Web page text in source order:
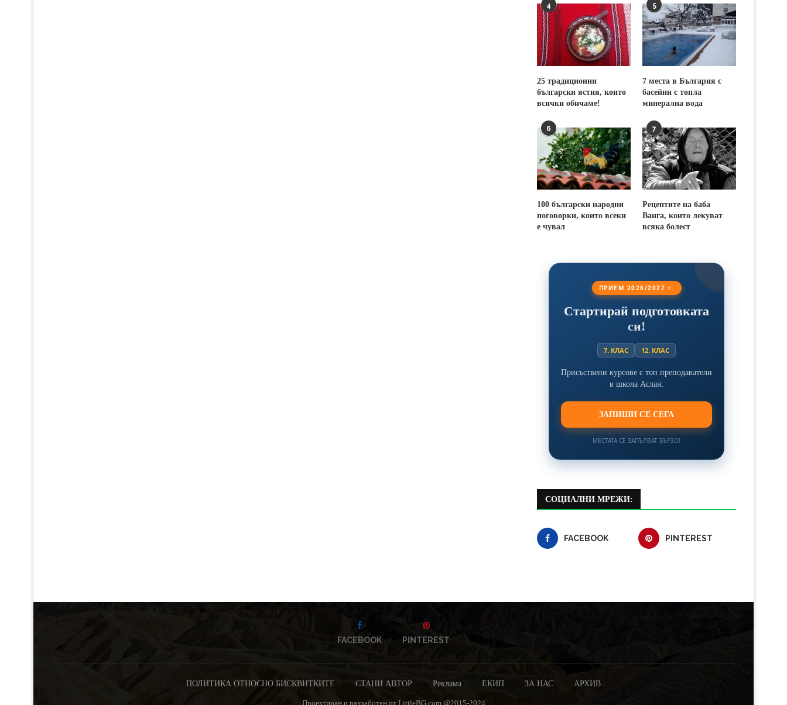
4
25 традиционни
български ястия, които
всички обичаме!
5
7 места в България с
басейни с топла
минерална вода
6
100 български народни
поговорки, които всеки
е чувал
7
Рецептите на баба
Ванга, които лекуват
всяка болест
ПРИЕМ 2026/2027 г.
Стартирай подготовката
си!
7. КЛАС 12. КЛАС
Присъствени курсове с топ преподаватели
в школа Аслан.
ЗАПИШИ СЕ СЕГА
МЕСТАТА СЕ ЗАПЪЛВАТ БЪРЗО!
СОЦИАЛНИ МРЕЖИ:
FACEBOOK PINTEREST
FACEBOOK PINTEREST
ПОЛИТИКА ОТНОСНО БИСКВИТКИТЕ СТАНИ АВТОР Реклама ЕКИП ЗА НАС АРХИВ
Проектиран и разработен от LittleBG.com @2015-2024